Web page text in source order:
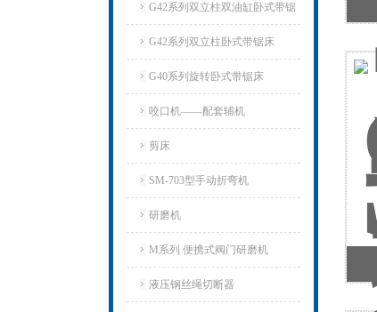
G42系列双立柱双油缸卧式带锯
床
G42系列双立柱卧式带锯床
G40系列旋转卧式带锯床
咬口机——配套辅机
剪床
SM-703型手动折弯机
研磨机
M系列 便携式阀门研磨机
液压钢丝绳切断器